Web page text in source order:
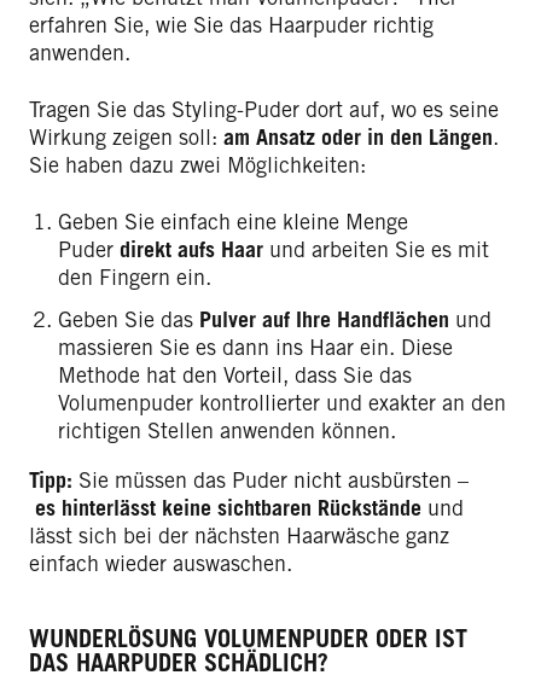
erfahren Sie, wie Sie das Haarpuder richtig
anwenden.
Tragen Sie das Styling-Puder dort auf, wo es seine
Wirkung zeigen soll: am Ansatz oder in den Längen.
Sie haben dazu zwei Möglichkeiten:
Geben Sie einfach eine kleine Menge
Puder direkt aufs Haar und arbeiten Sie es mit
den Fingern ein.
Geben Sie das Pulver auf Ihre Handflächen und
massieren Sie es dann ins Haar ein. Diese
Methode hat den Vorteil, dass Sie das
Volumenpuder kontrollierter und exakter an den
richtigen Stellen anwenden können.
Tipp: Sie müssen das Puder nicht ausbürsten –
es hinterlässt keine sichtbaren Rückstände und
lässt sich bei der nächsten Haarwäsche ganz
einfach wieder auswaschen.
WUNDERLÖSUNG VOLUMENPUDER ODER IST
DAS HAARPUDER SCHÄDLICH?